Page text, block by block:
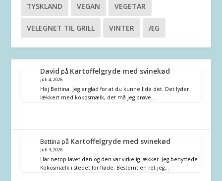
TYSKLAND VEGAN VEGETAR
VELEGNET TIL GRILL VINTER ÆG
David på Kartoffelgryde med svinekød
juli 4, 2026
Hej Bettina. Jeg er glad for at du kunne lide det. Det lyder
lækkert med kokosmælk, det må jeg prøve.…
Bettina på Kartoffelgryde med svinekød
juli 3, 2026
Har netop lavet den og den var virkelig lækker. Jeg benyttede
Kokosmælk i stedet for fløde. Bestemt en ret jeg…